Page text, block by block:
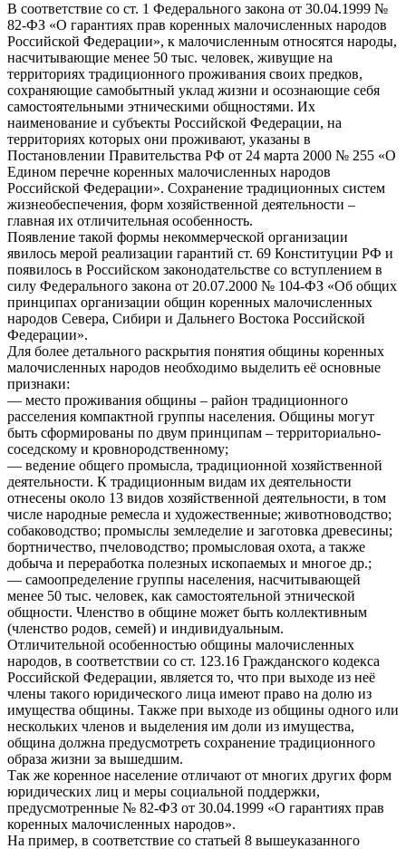
В соответствие со ст. 1 Федерального закона от 30.04.1999 №
82-ФЗ «О гарантиях прав коренных малочисленных народов
Российской Федерации», к малочисленным относятся народы,
насчитывающие менее 50 тыс. человек, живущие на
территориях традиционного проживания своих предков,
сохраняющие самобытный уклад жизни и осознающие себя
самостоятельными этническими общностями. Их
наименование и субъекты Российской Федерации, на
территориях которых они проживают, указаны в
Постановлении Правительства РФ от 24 марта 2000 № 255 «О
Едином перечне коренных малочисленных народов
Российской Федерации». Сохранение традиционных систем
жизнеобеспечения, форм хозяйственной деятельности –
главная их отличительная особенность.
Появление такой формы некоммерческой организации
явилось мерой реализации гарантий ст. 69 Конституции РФ и
появилось в Российском законодательстве со вступлением в
силу Федерального закона от 20.07.2000 № 104-ФЗ «Об общих
принципах организации общин коренных малочисленных
народов Севера, Сибири и Дальнего Востока Российской
Федерации».
Для более детального раскрытия понятия общины коренных
малочисленных народов необходимо выделить её основные
признаки:
— место проживания общины – район традиционного
расселения компактной группы населения. Общины могут
быть сформированы по двум принципам – территориально-
соседскому и кровнородственному;
— ведение общего промысла, традиционной хозяйственной
деятельности. К традиционным видам их деятельности
отнесены около 13 видов хозяйственной деятельности, в том
числе народные ремесла и художественные; животноводство;
собаководство; промыслы земледелие и заготовка древесины;
бортничество, пчеловодство; промысловая охота, а также
добыча и переработка полезных ископаемых и многое др.;
— самоопределение группы населения, насчитывающей
менее 50 тыс. человек, как самостоятельной этнической
общности. Членство в общине может быть коллективным
(членство родов, семей) и индивидуальным.
Отличительной особенностью общины малочисленных
народов, в соответствии со ст. 123.16 Гражданского кодекса
Российской Федерации, является то, что при выходе из неё
члены такого юридического лица имеют право на долю из
имущества общины. Также при выходе из общины одного или
нескольких членов и выделения им доли из имущества,
община должна предусмотреть сохранение традиционного
образа жизни за вышедшим.
Так же коренное население отличают от многих других форм
юридических лиц и меры социальной поддержки,
предусмотренные № 82-ФЗ от 30.04.1999 «О гарантиях прав
коренных малочисленных народов».
На пример, в соответствие со статьей 8 вышеуказанного